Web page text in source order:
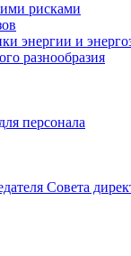
рисками
энергии и
разнообразия
персонала
Совета